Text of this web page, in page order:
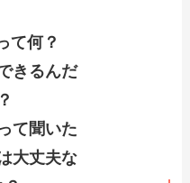
て何？
きるんだ
て聞いた
大丈夫な